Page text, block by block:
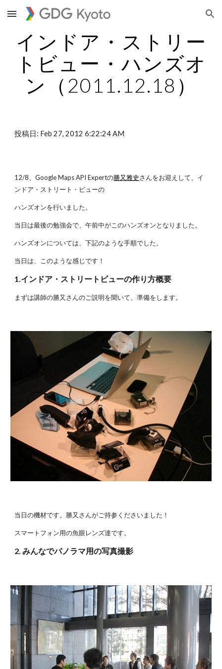
Skip to main content Skip to navigation
インドア・ストリー
トビュー・ハンズオ
ン（2011.12.18）
投稿日: Feb 27, 2012 6:22:24 AM
12/8、Google Maps API Expertの勝又雅史さんをお迎えして、イ
ンドア・ストリート・ビューの
ハンズオンを行いました。
当日は最後の勉強会で、午前中がこのハンズオンとなりました。
ハンズオンについては、下記のような手順でした。
当日は、このような感じです！
1.インドア・ストリートビューの作り方概要
まずは講師の勝又さんのご説明を聞いて、準備をします。
当日の機材です。勝又さんがご持参くださいました！
スマートフォン用の魚眼レンズ達です。
2. みんなでパノラマ用の写真撮影